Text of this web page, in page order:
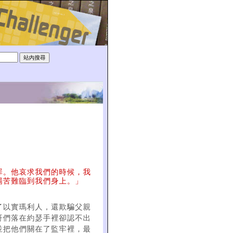
他哀求我們的時候，我
難臨到我們身上。」
實瑪利人，還欺騙父親
落在約瑟手裡卻認不出
他們關在了監牢裡，最